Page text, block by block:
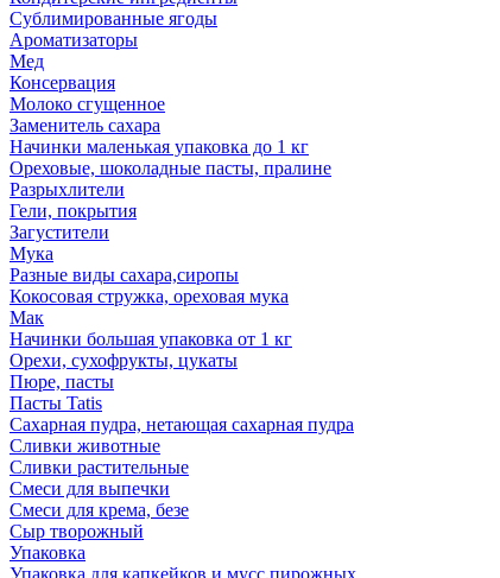
Сублимированные ягоды
Ароматизаторы
Мед
Консервация
Молоко сгущенное
Заменитель сахара
Начинки маленькая упаковка до 1 кг
Ореховые, шоколадные пасты, пралине
Разрыхлители
Гели, покрытия
Загустители
Мука
Разные виды сахара,сиропы
Кокосовая стружка, ореховая мука
Мак
Начинки большая упаковка от 1 кг
Орехи, сухофрукты, цукаты
Пюре, пасты
Пасты Tatis
Сахарная пудра, нетающая сахарная пудра
Сливки животные
Сливки растительные
Смеси для выпечки
Смеси для крема, безе
Сыр творожный
Упаковка
Упаковка для капкейков и мусс.пирожных